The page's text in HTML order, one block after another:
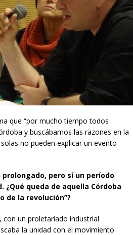
que “por mucho tiempo todos
y buscábamos las razones en la
no pueden explicar un evento
pero sí un período
queda de aquella Córdoba
de la revolución”?
con un proletariado industrial
la unidad con el movimiento